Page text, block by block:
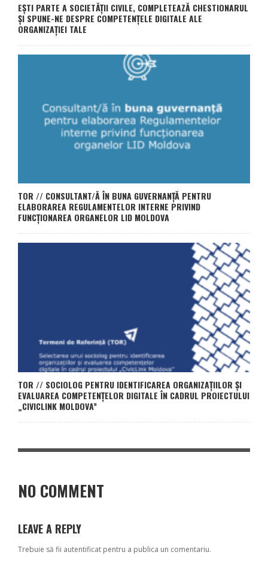
EȘTI PARTE A SOCIETĂȚII CIVILE, COMPLETEAZĂ CHESTIONARUL
ȘI SPUNE-NE DESPRE COMPETENȚELE DIGITALE ALE
ORGANIZAȚIEI TALE
TOR // CONSULTANT/Ă ÎN BUNA GUVERNANȚĂ PENTRU
ELABORAREA REGULAMENTELOR INTERNE PRIVIND
FUNCȚIONAREA ORGANELOR LID MOLDOVA
TOR // SOCIOLOG PENTRU IDENTIFICAREA ORGANIZAȚIILOR ȘI
EVALUAREA COMPETENȚELOR DIGITALE ÎN CADRUL PROIECTULUI
„CIVICLINK MOLDOVA”
NO COMMENT
LEAVE A REPLY
Trebuie să fii autentificat pentru a publica un comentariu.